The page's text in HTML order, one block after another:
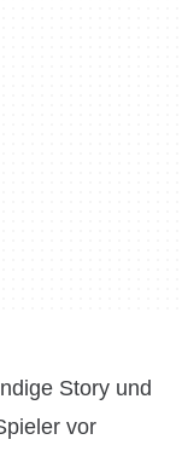
Story und
vor